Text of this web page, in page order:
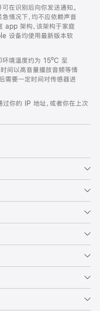
在识别后向你发送通知。
情况下，均不应依赖声音
app 架构，该架构于家庭
设备均使用最新版本软
环境温度约为 15ºC 至
间以高音量播放音频等情
需要一定时间对传感器进
过你的 IP 地址，或者你在上次